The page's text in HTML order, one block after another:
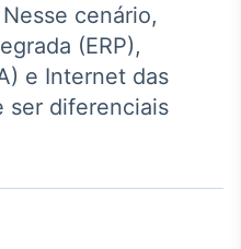
em tempo
Broadcast
no Brasil
cenário,
(ERP),
e Internet das
ser diferenciais